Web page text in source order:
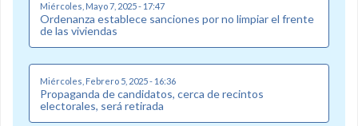
Miércoles, Mayo 7, 2025 - 17:47
Ordenanza establece sanciones por no limpiar el frente
de las viviendas
Miércoles, Febrero 5, 2025 - 16:36
Propaganda de candidatos, cerca de recintos
electorales, será retirada